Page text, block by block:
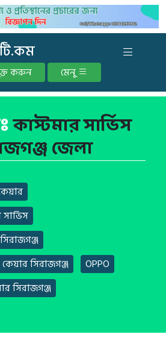
করুন মেনু
কাস্টমার সার্ভিস
জেলা
সিরাজগঞ্জ
OPPO
সিরাজগঞ্জ